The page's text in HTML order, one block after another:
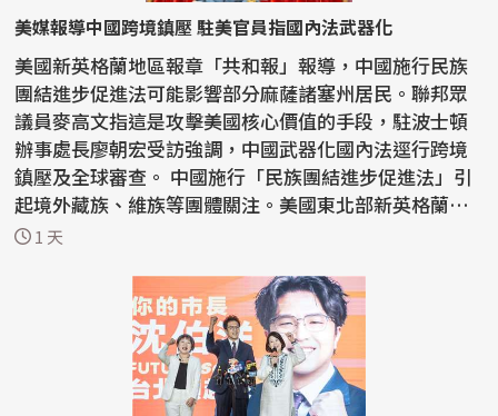
美媒報導中國跨境鎮壓 駐美官員指國內法武器化
美國新英格蘭地區報章「共和報」報導，中國施行民族
團結進步促進法可能影響部分麻薩諸塞州居民。聯邦眾
議員麥高文指這是攻擊美國核心價值的手段，駐波士頓
辦事處長廖朝宏受訪強調，中國武器化國內法逕行跨境
鎮壓及全球審查。 中國施行「民族團結進步促進法」引
起境外藏族、維族等團體關注。美國東北部新英格蘭地
區報...
1 天